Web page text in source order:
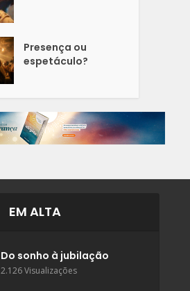
Presença ou
espetáculo?
EM ALTA
Do sonho à jubilação
2.126 Visualizações